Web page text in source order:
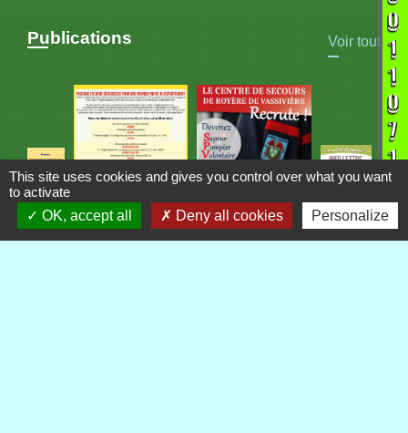
Publications Voir tout
This site uses cookies and gives you control over what you want
to activate
OK, accept all
Deny all cookies Personalize